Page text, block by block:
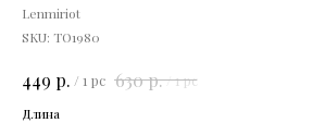
Lenmiriot
SKU: ТО1980
449 р. / 1 pc 630р./1 pc
Длина